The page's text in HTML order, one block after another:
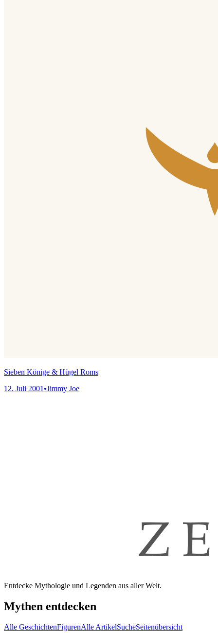
Sieben Könige & Hügel Roms
12. Juli 2001 •Jimmy Joe
Entdecke Mythologie und Legenden aus aller Welt.
Mythen entdecken
Alle GeschichtenFigurenAlle ArtikelSucheSeitenübersicht